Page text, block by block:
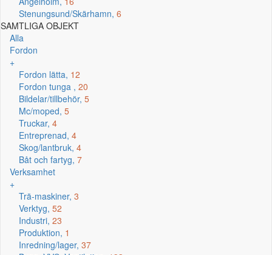
Stenungsund/Skärhamn, 6
SAMTLIGA OBJEKT
Alla
Fordon
+
Fordon lätta, 12
Fordon tunga , 20
Bildelar/tillbehör, 5
Mc/moped, 5
Truckar, 4
Entreprenad, 4
Skog/lantbruk, 4
Båt och fartyg, 7
Verksamhet
+
Trä-maskiner, 3
Verktyg, 52
Industri, 23
Produktion, 1
Inredning/lager, 37